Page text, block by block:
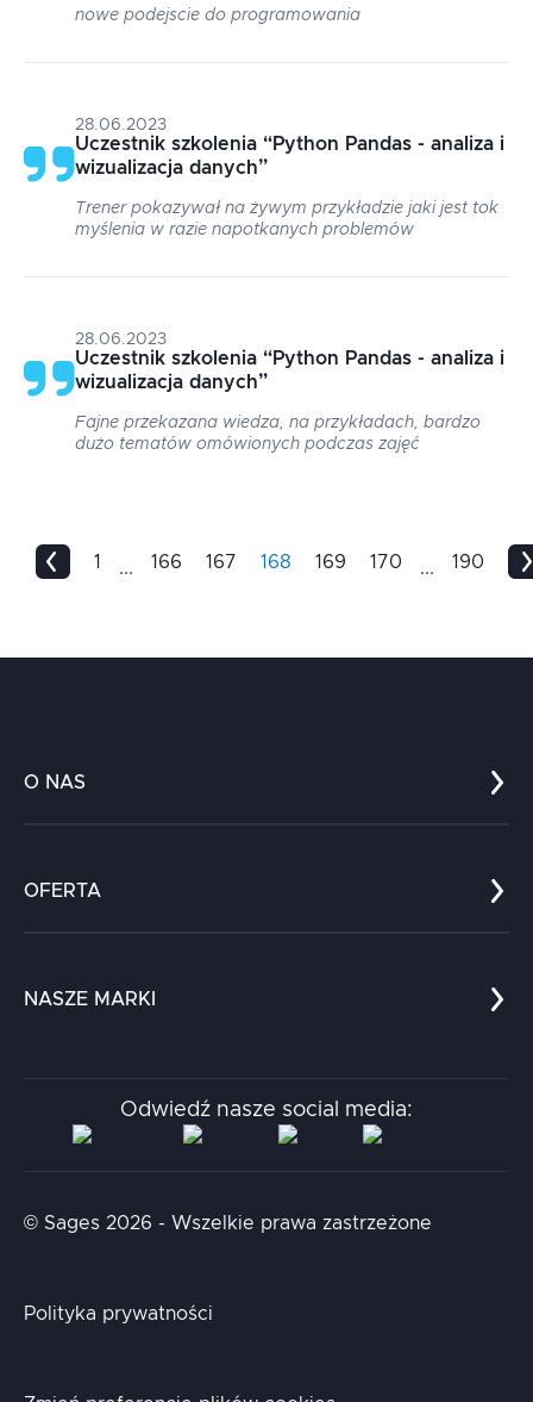
nowe podejscie do programowania
28.06.2023
Uczestnik szkolenia “Python Pandas - analiza i
wizualizacja danych”
Trener pokazywał na żywym przykładzie jaki jest tok
myślenia w razie napotkanych problemów
28.06.2023
Uczestnik szkolenia “Python Pandas - analiza i
wizualizacja danych”
Fajne przekazana wiedza, na przykładach, bardzo
dużo tematów omówionych podczas zajęć
1 ... 166 167 168 169 170 ... 190
O NAS
Kariera
Kontakt
OFERTA
Chatboty
NASZE MARKI
Aidapta
AI & NLP Day
Odwiedź nasze social media:
© Sages 2026 - Wszelkie prawa zastrzeżone
Polityka prywatności